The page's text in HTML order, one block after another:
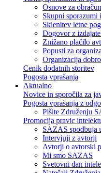
Osnove za
Skupni sporazumi
Sklenitev letne
Dogovor z
Znižano plačilo
Popusti za
Organizacija
Cenik dodatnih storitev
Pogosta vprašanja
Aktualno
Novice in sporočila za
Pogosta vprašanja z
Pišite Združenju
Promocija pravic
SAZAS spodbuja
Intervjuji z avtorji
Avtorji o avtorski
Mi smo SAZAS
Svetovni dan